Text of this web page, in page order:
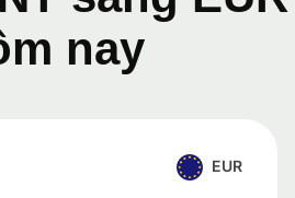
nay
EUR